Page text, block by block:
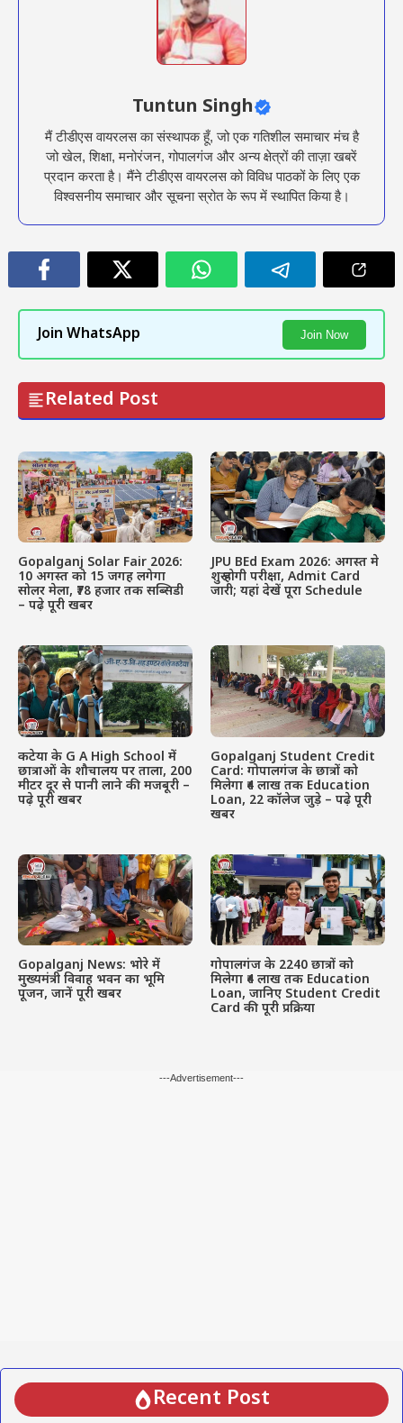
Tuntun Singh
मैं टीडीएस वायरलस का संस्थापक हूँ, जो एक गतिशील समाचार मंच है
जो खेल, शिक्षा, मनोरंजन, गोपालगंज और अन्य क्षेत्रों की ताज़ा खबरें
प्रदान करता है। मैंने टीडीएस वायरलस को विविध पाठकों के लिए एक
विश्वसनीय समाचार और सूचना स्रोत के रूप में स्थापित किया है।
Join WhatsApp Join Now
Related Post
Gopalganj Solar Fair 2026:
10 अगस्त को 15 जगह लगेगा
सोलर मेला, ₹78 हजार तक सब्सिडी
– पढ़े पूरी खबर
JPU BEd Exam 2026: अगस्त मे
शुरू होगी परीक्षा, Admit Card
जारी; यहां देखें पूरा Schedule
कटेया के G A High School में
छात्राओं के शौचालय पर ताला, 200
मीटर दूर से पानी लाने की मजबूरी –
पढ़े पूरी खबर
Gopalganj Student Credit
Card: गोपालगंज के छात्रों को
मिलेगा ₹4 लाख तक Education
Loan, 22 कॉलेज जुड़े – पढ़े पूरी
खबर
Gopalganj News: भोरे में
मुख्यमंत्री विवाह भवन का भूमि
पूजन, जानें पूरी खबर
गोपालगंज के 2240 छात्रों को
मिलेगा ₹4 लाख तक Education
Loan, जानिए Student Credit
Card की पूरी प्रक्रिया
---Advertisement---
Recent Post